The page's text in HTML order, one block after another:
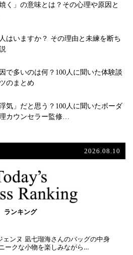
く」の意味とは？その心理や原因と
はいますか？ その理由と未練を断ち
で多いのは何？100人に聞いた体験談
のまとめ
気」だと思う？100人に聞いたボーダ
カウンセラー監修…
2026.08.10
ランキング
ェンヌ 凪七瑠海さんのバッグの中身
ークな小物を楽しみながら…